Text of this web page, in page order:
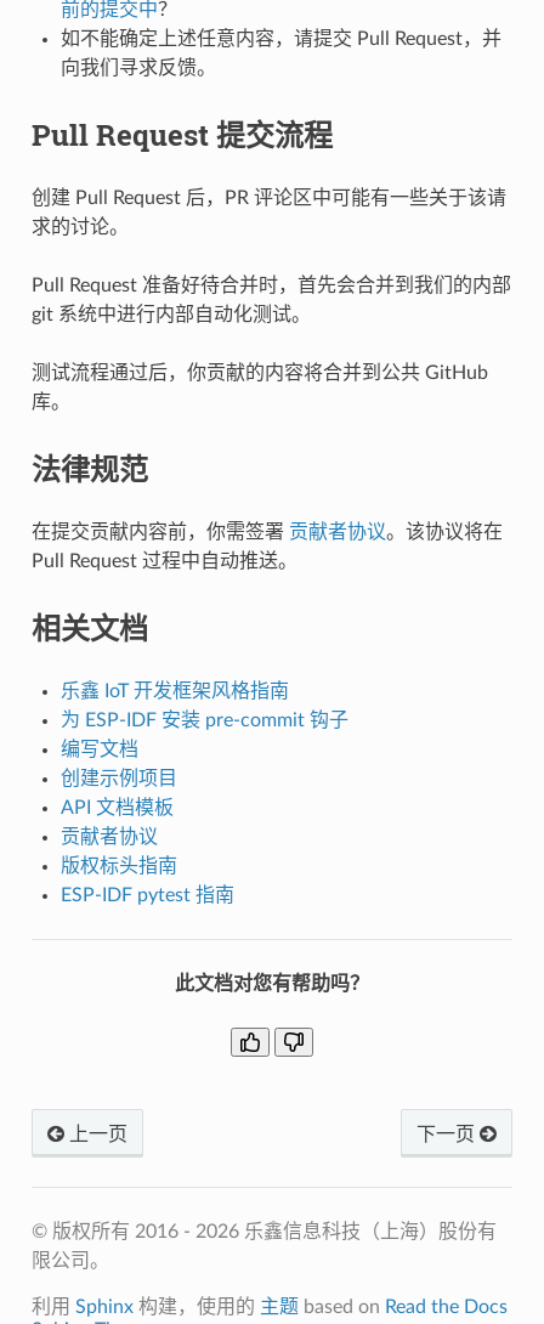
前的提交中？
如不能确定上述任意内容，请提交 Pull Request，并
向我们寻求反馈。
Pull Request 提交流程
创建 Pull Request 后，PR 评论区中可能有一些关于该请
求的讨论。
Pull Request 准备好待合并时，首先会合并到我们的内部
git 系统中进行内部自动化测试。
测试流程通过后，你贡献的内容将合并到公共 GitHub
库。
法律规范
在提交贡献内容前，你需签署 贡献者协议。该协议将在
Pull Request 过程中自动推送。
相关文档
乐鑫 IoT 开发框架风格指南
为 ESP-IDF 安装 pre-commit 钩子
编写文档
创建示例项目
API 文档模板
贡献者协议
版权标头指南
ESP-IDF pytest 指南
此文档对您有帮助吗？
上一页 下一页
© 版权所有 2016 - 2026 乐鑫信息科技（上海）股份有
限公司。
利用 Sphinx构建，使用的 主题 based on Read the Docs